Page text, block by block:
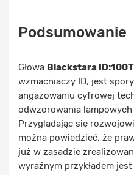
Podsumowanie
Głowa Blackstara
wzmacniaczy ID, jest
angażowaniu cyfrowej
odwzorowania
Przyglądając się
można powiedzieć, że
już w zasadzie
wyraźnym przykładem